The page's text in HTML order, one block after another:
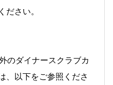
ださい。
のダイナースクラブカ
、以下をご参照くださ